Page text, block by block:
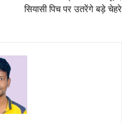
सियासी पिच पर उतरेंगे बड़े चेहरे